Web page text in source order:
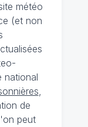
météo
(et non
national
,
de
peut